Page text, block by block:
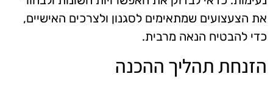
את הצעצועים שמתאימים לסגנון ולצרכים האישיים,
כדי להבטיח הנאה מרבית.
הזנחת תהליך ההכנה